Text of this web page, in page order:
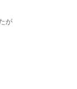
が